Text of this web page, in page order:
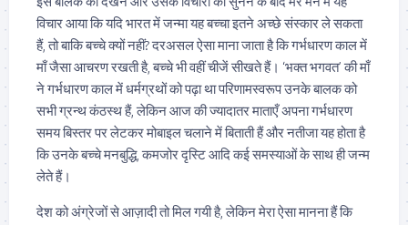
विचार आया कि यदि भारत में जन्मा यह बच्चा इतने अच्छे संस्कार ले सकता
हैं, तो बाकि बच्चे क्यों नहीं? दरअसल ऐसा माना जाता है कि गर्भधारण काल में
माँ जैसा आचरण रखती है, बच्चे भी वहीं चीजें सीखते हैं। ‘भक्त भगवत’ की माँ
ने गर्भधारण काल में धर्मग्रथों को पढ़ा था परिणामस्वरूप उनके बालक को
सभी ग्रन्थ कंठस्थ हैं, लेकिन आज की ज्यादातर माताएँ अपना गर्भधारण
समय बिस्तर पर लेटकर मोबाइल चलाने में बिताती हैं और नतीजा यह होता है
कि उनके बच्चे मनबुद्धि, कमजोर दृस्टि आदि कई समस्याओं के साथ ही जन्म
लेते हैं।
देश को अंग्रेजों से आज़ादी तो मिल गयी है, लेकिन मेरा ऐसा मानना हैं कि